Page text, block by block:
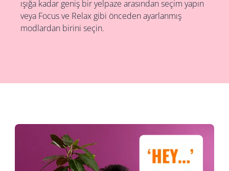
ışığa kadar geniş bir yelpaze arasından seçim yapın
veya Focus ve Relax gibi önceden ayarlanmış
modlardan birini seçin.